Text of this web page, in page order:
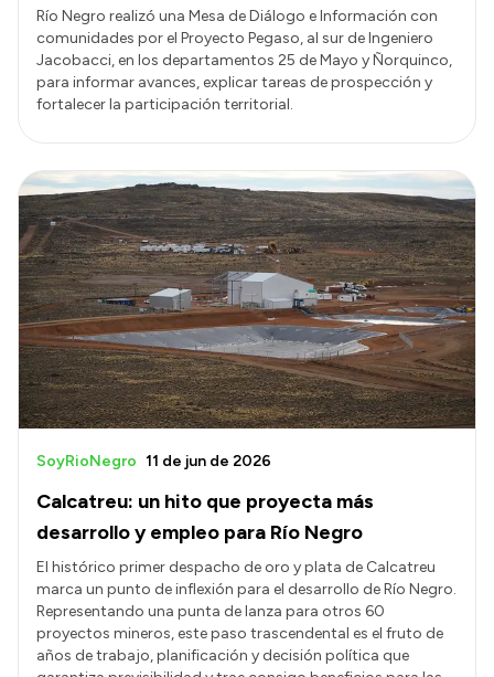
Río Negro realizó una Mesa de Diálogo e Información con
comunidades por el Proyecto Pegaso, al sur de Ingeniero
Jacobacci, en los departamentos 25 de Mayo y Ñorquinco,
para informar avances, explicar tareas de prospección y
fortalecer la participación territorial.
Calcatreu: un hito que proyecta más
desarrollo y empleo para Río Negro
SoyRioNegro 11 de jun de 2026
El histórico primer despacho de oro y plata de Calcatreu
marca un punto de inflexión para el desarrollo de Río Negro.
Representando una punta de lanza para otros 60
proyectos mineros, este paso trascendental es el fruto de
años de trabajo, planificación y decisión política que